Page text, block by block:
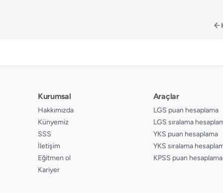
Kurumsal
Hakkımızda
Künyemiz
SSS
İletişim
Eğitmen ol
Kariyer
Araçlar
LGS puan hesaplama
LGS sıralama
YKS puan hesaplama
YKS sıralama
KPSS puan hesaplama